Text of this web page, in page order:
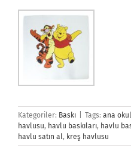
Kategoriler: Baskı Tags: ana
havlusu, havlu baskıları, havlu
havlu satın al, kreş havlusu